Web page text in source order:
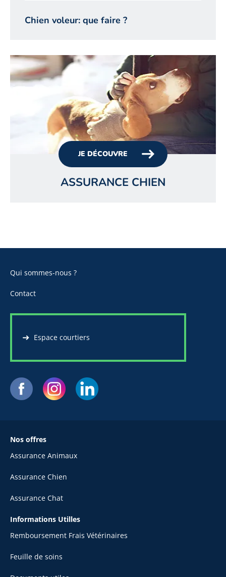
Chien voleur: que faire ?
JE DÉCOUVRE
ASSURANCE CHIEN
Qui sommes-nous ?
Contact
Espace courtiers
Nos offres
Assurance Animaux
Assurance Chien
Assurance Chat
Informations Utilles
Remboursement Frais Vétérinaires
Feuille de soins